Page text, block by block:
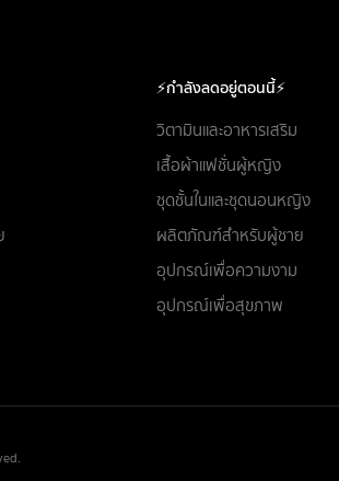
⚡กำลังลดอยู่ตอนนี้⚡
วิตามินและอาหารเสริม
เสื้อผ้าแฟชั่นผู้หญิง
ชุดชั้นในและชุดนอนหญิง
ผลิตภัณฑ์สำหรับผู้ชาย
อุปกรณ์เพื่อความงาม
อุปกรณ์เพื่อสุขภาพ